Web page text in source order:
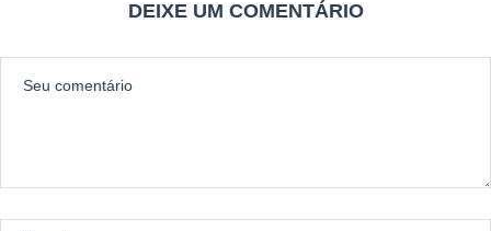
DEIXE UM COMENTÁRIO